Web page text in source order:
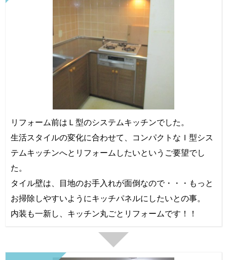
リフォーム前はＬ型のシステムキッチンでした。
生活スタイルの変化に合わせて、コンパクトなＩ型シス
テムキッチンへとリフォームしたいというご要望でし
た。
タイル壁は、目地のお手入れが面倒なので・・・もっと
お掃除しやすいようにキッチパネルにしたいとの事。
内装も一新し、キッチン丸ごとリフォームです！！